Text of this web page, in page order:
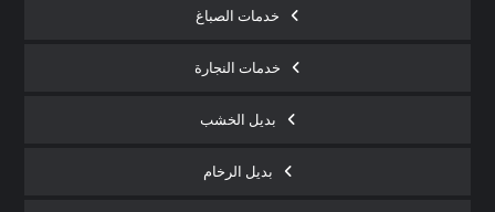
خدمات الصباغ
خدمات النجارة
بديل الخشب
بديل الرخام